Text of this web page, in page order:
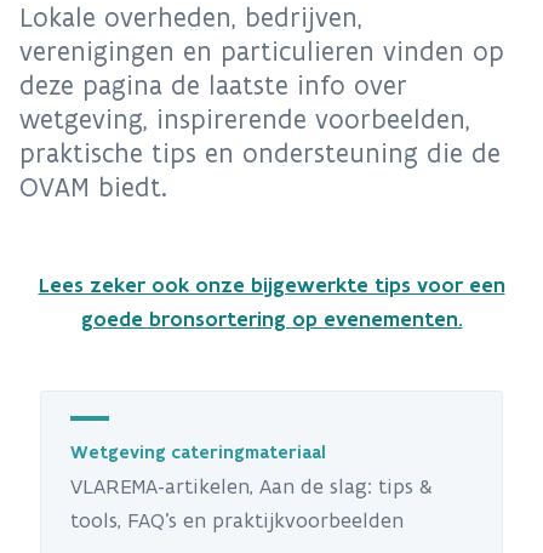
Lokale overheden, bedrijven,
verenigingen en particulieren vinden op
deze pagina de laatste info over
wetgeving, inspirerende voorbeelden,
praktische tips en ondersteuning die de
OVAM biedt.
Lees zeker ook onze bijgewerkte tips voor een
goede bronsortering op evenementen.
Wetgeving cateringmateriaal
VLAREMA-artikelen, Aan de slag: tips &
tools, FAQ's en praktijkvoorbeelden